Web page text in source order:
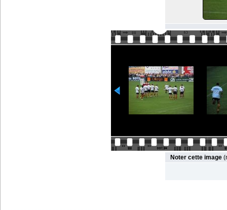
Noter cette image